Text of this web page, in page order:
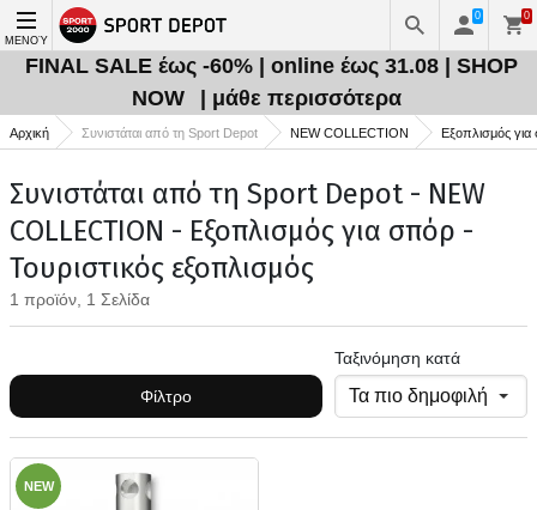
ΜΕΝΟΎ
0 0
FINAL SALE έως -60% | online έως 31.08 | SHOP
NOW
| μάθε περισσότερα
Αρχική Συνιστάται από τη Sport Depot NEW COLLECTION Εξοπλισμός
Συνιστάται από τη Sport Depot - NEW
COLLECTION - Εξοπλισμός για σπόρ -
Τουριστικός εξοπλισμός
1 προϊόν, 1 Σελίδα
Φίλτρο
Ταξινόμηση κατά
NEW